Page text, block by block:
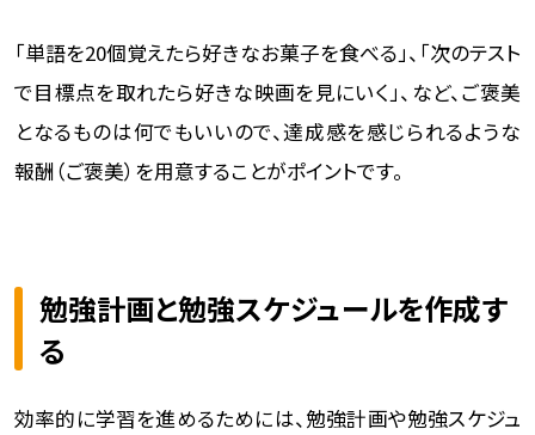
「単語を20個覚えたら好きなお菓子を食べる」、「次のテスト
で目標点を取れたら好きな映画を見にいく」、など、ご褒美
となるものは何でもいいので、達成感を感じられるような
報酬（ご褒美）を用意することがポイントです。
勉強計画と勉強スケジュールを作成す
る
効率的に学習を進めるためには、勉強計画や勉強スケジュ